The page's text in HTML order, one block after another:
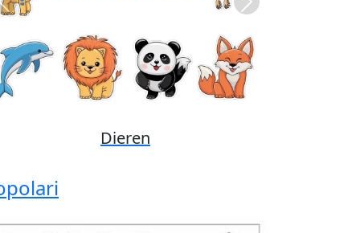
Disney
Previous Next